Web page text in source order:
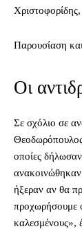
Παρουσίαση
Οι
Σε σχόλιο σε
Θεοδωρόπουλος
οποίες
ανακοινώθηκαν
ήξεραν αν θα
προχωρήσουμε
καλεσμένους»,